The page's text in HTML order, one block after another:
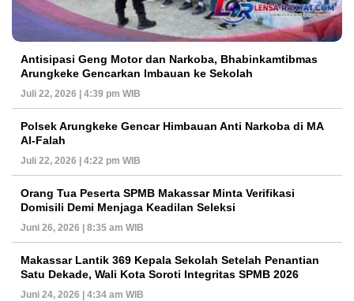
Antisipasi Geng Motor dan Narkoba, Bhabinkamtibmas
Arungkeke Gencarkan Imbauan ke Sekolah
Juli 22, 2026 | 4:39 pm WIB
Polsek Arungkeke Gencar Himbauan Anti Narkoba di MA
Al-Falah
Juli 22, 2026 | 4:22 pm WIB
Orang Tua Peserta SPMB Makassar Minta Verifikasi
Domisili Demi Menjaga Keadilan Seleksi
Juni 26, 2026 | 8:35 am WIB
Makassar Lantik 369 Kepala Sekolah Setelah Penantian
Satu Dekade, Wali Kota Soroti Integritas SPMB 2026
Juni 24, 2026 | 4:34 am WIB